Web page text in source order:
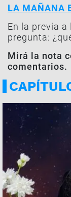
LA MAÑANA
En la previa a
pregunta:
Mirá la nota
comentarios.